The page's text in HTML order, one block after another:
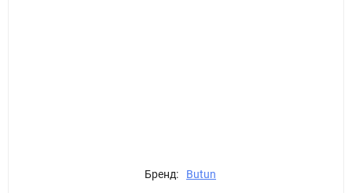
Бренд: Butun